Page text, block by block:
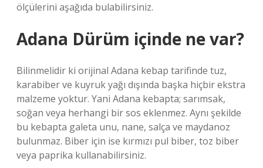
ölçülerini aşağıda bulabilirsiniz.
Adana Dürüm içinde ne var?
Bilinmelidir ki orijinal Adana kebap tarifinde tuz,
karabiber ve kuyruk yağı dışında başka hiçbir ekstra
malzeme yoktur. Yani Adana kebapta; sarımsak,
soğan veya herhangi bir sos eklenmez. Aynı şekilde
bu kebapta galeta unu, nane, salça ve maydanoz
bulunmaz. Biber için ise kırmızı pul biber, toz biber
veya paprika kullanabilirsiniz.